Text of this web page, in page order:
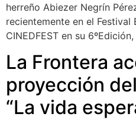
herreño Abiezer Negrín
recientemente en el Festival
CINEDFEST en su
La Frontera
proyección
“La vida